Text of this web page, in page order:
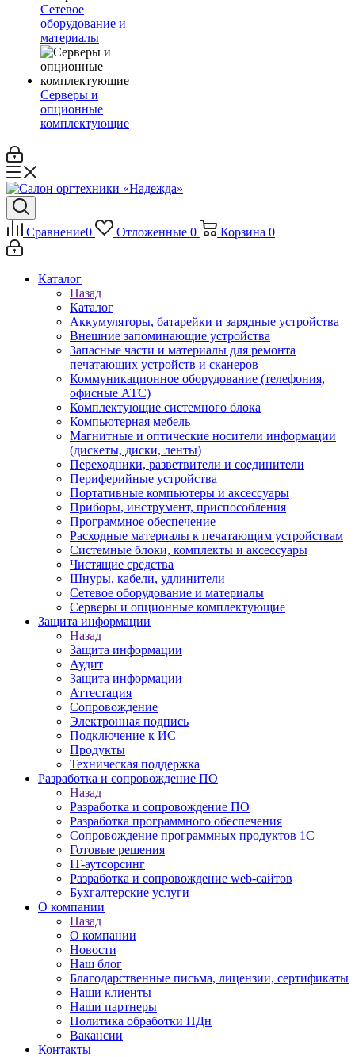
Сетевое
оборудование и
материалы
Серверы и
опционные
комплектующие
Сравнение0 Отложенные 0 Корзина 0
Каталог
Назад
Каталог
Аккумуляторы, батарейки и зарядные устройства
Внешние запоминающие устройства
Запасные части и материалы для ремонта
печатающих устройств и сканеров
Коммуникационное оборудование (телефония,
офисные АТС)
Комплектующие системного блока
Компьютерная мебель
Магнитные и оптические носители информации
(дискеты, диски, ленты)
Переходники, разветвители и соединители
Периферийные устройства
Портативные компьютеры и аксессуары
Приборы, инструмент, приспособления
Программное обеспечение
Расходные материалы к печатающим устройствам
Системные блоки, комплекты и аксессуары
Чистящие средства
Шнуры, кабели, удлинители
Сетевое оборудование и материалы
Серверы и опционные комплектующие
Защита информации
Назад
Защита информации
Аудит
Защита информации
Аттестация
Сопровождение
Электронная подпись
Подключение к ИС
Продукты
Техническая поддержка
Разработка и сопровождение ПО
Назад
Разработка и сопровождение ПО
Разработка программного обеспечения
Сопровождение программных продуктов 1С
Готовые решения
IT-аутсорсинг
Разработка и сопровождение web-сайтов
Бухгалтерские услуги
О компании
Назад
О компании
Новости
Наш блог
Благодарственные письма, лицензии, сертификаты
Наши клиенты
Наши партнеры
Политика обработки ПДн
Вакансии
Контакты